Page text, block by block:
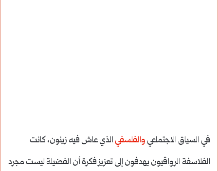
في السياق الاجتماعي والفلسفي الذي عاش فيه زينون، كانت
الفلاسفة الرواقيون يهدفون إلى تعزيز فكرة أن الفضيلة ليست مجرد